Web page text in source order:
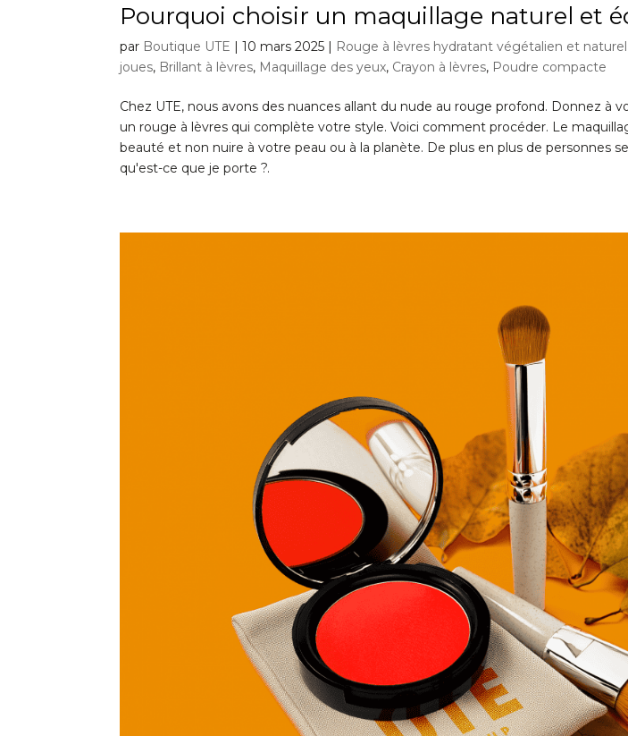
Pourquoi choisir un maquillage naturel et
par Boutique UTE |10 mars 2025 | Rouge à lèvres hydratant végétalien et naturel
joues, Brillant à lèvres, Maquillage des yeux, Crayon à lèvres, Poudre compacte
Chez UTE, nous avons des nuances allant du nude au rouge profond. Donnez à
un rouge à lèvres qui complète votre style. Voici comment procéder. Le
beauté et non nuire à votre peau ou à la planète. De plus en plus de personnes
qu'est-ce que je porte ?.